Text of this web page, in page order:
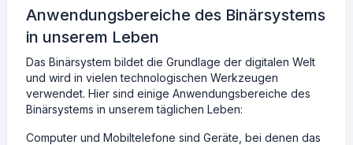
Anwendungsbereiche des Binärsystems
in unserem Leben
Das Binärsystem bildet die Grundlage der digitalen Welt
und wird in vielen technologischen Werkzeugen
verwendet. Hier sind einige Anwendungsbereiche des
Binärsystems in unserem täglichen Leben:
Computer und Mobiltelefone sind Geräte, bei denen das